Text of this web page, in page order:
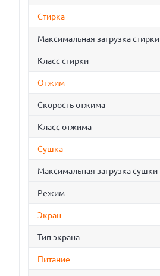
Стирка
Максимальная загрузка стирки
Класс стирки
Отжим
Скорость отжима
Класс отжима
Сушка
Максимальная загрузка сушки
Режим
Экран
Тип экрана
Питание